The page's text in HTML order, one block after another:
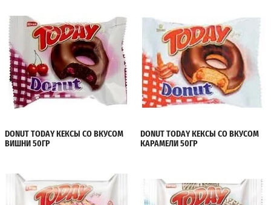
DONUT TODAY КЕКСЫ СО ВКУСОМ
ВИШНИ 50ГР
DONUT TODAY КЕКСЫ СО ВКУСОМ
КАРАМЕЛИ 50ГР